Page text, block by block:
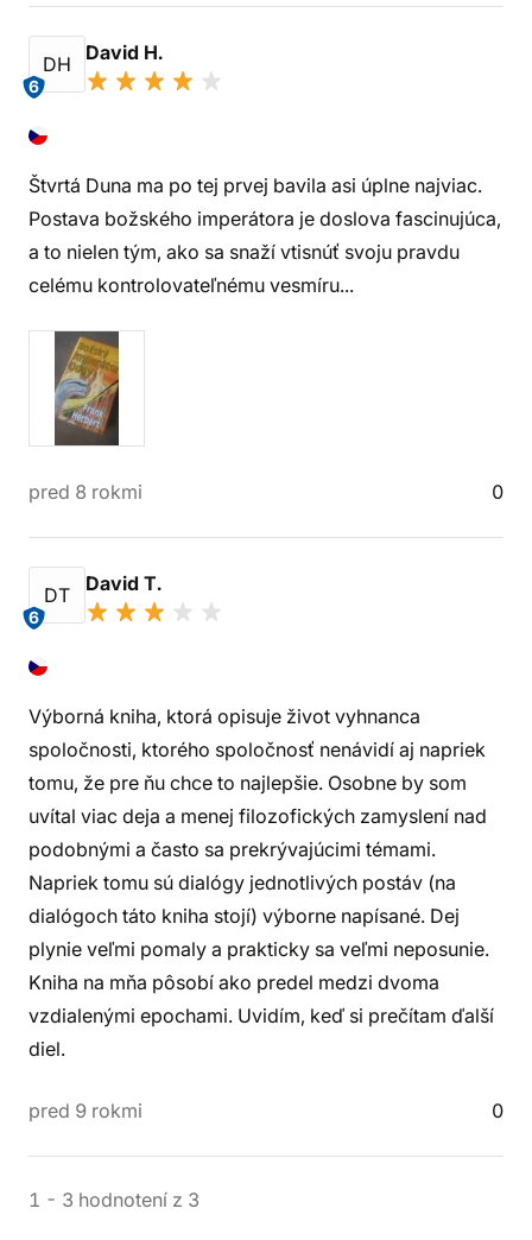
DH
6
David H.
Štvrtá Duna ma po tej prvej bavila asi úplne najviac.
Postava božského imperátora je doslova fascinujúca,
a to nielen tým, ako sa snaží vtisnúť svoju pravdu
celému kontrolovateľnému vesmíru...
pred 8 rokmi 0
DT
6
David T.
Výborná kniha, ktorá opisuje život vyhnanca
spoločnosti, ktorého spoločnosť nenávidí aj napriek
tomu, že pre ňu chce to najlepšie. Osobne by som
uvítal viac deja a menej filozofických zamyslení nad
podobnými a často sa prekrývajúcimi témami.
Napriek tomu sú dialógy jednotlivých postáv (na
dialógoch táto kniha stojí) výborne napísané. Dej
plynie veľmi pomaly a prakticky sa veľmi neposunie.
Kniha na mňa pôsobí ako predel medzi dvoma
vzdialenými epochami. Uvidím, keď si prečítam ďalší
diel.
pred 9 rokmi 0
1 - 3 hodnotení z 3